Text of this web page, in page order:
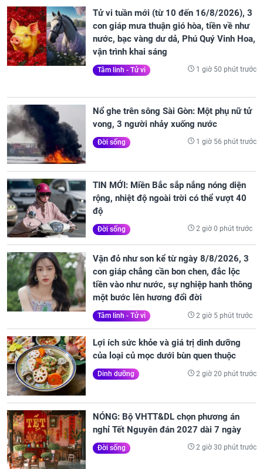
Tử vi tuần mới (từ 10 đến 16/8/2026), 3
con giáp mưa thuận gió hòa, tiền về như
nước, bạc vàng dư dả, Phú Quý Vinh Hoa,
vận trình khai sáng
Tâm linh - Tử vi 1 giờ 50 phút trước
Nổ ghe trên sông Sài Gòn: Một phụ nữ tử
vong, 3 người nhảy xuống nước
Đời sống 1 giờ 56 phút trước
TIN MỚI: Miền Bắc sắp nắng nóng diện
rộng, nhiệt độ ngoài trời có thể vượt 40
độ
Đời sống 2 giờ 0 phút trước
Vận đỏ như son kể từ ngày 8/8/2026, 3
con giáp chẳng cần bon chen, đắc lộc
tiền vào như nước, sự nghiệp hanh thông
một bước lên hương đổi đời
Tâm linh - Tử vi 2 giờ 5 phút trước
Lợi ích sức khỏe và giá trị dinh dưỡng
của loại củ mọc dưới bùn quen thuộc
Dinh dưỡng 2 giờ 20 phút trước
NÓNG: Bộ VHTT&DL chọn phương án
nghỉ Tết Nguyên đán 2027 dài 7 ngày
Đời sống 2 giờ 30 phút trước